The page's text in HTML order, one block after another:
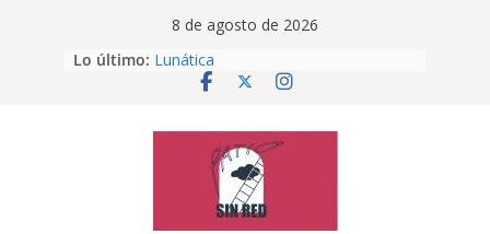
8 de agosto de 2026
Lo último: Lunática
Pero, hasta entonces…
‘La broma infinita’ de recomendar
lecturas veraniegas
Otra del Mundial